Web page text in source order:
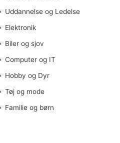
Uddannelse og Ledelse
Elektronik
Biler og sjov
Computer og IT
Hobby og Dyr
Tøj og mode
Familie og børn